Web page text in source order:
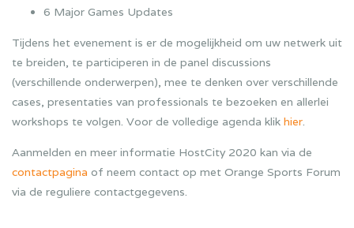
6 Major Games Updates
Tijdens het evenement is er de mogelijkheid om uw netwerk uit
te breiden, te participeren in de panel discussions
(verschillende onderwerpen), mee te denken over verschillende
cases, presentaties van professionals te bezoeken en allerlei
workshops te volgen. Voor de volledige agenda klik hier.
Aanmelden en meer informatie HostCity 2020 kan via de
contactpagina of neem contact op met Orange Sports Forum
via de reguliere contactgegevens.